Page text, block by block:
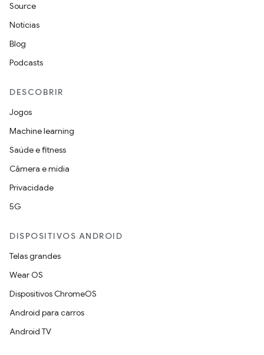
Source
Notícias
Blog
Podcasts
DESCOBRIR
Jogos
Machine learning
Saúde e fitness
Câmera e mídia
Privacidade
5G
DISPOSITIVOS ANDROID
Telas grandes
Wear OS
Dispositivos ChromeOS
Android para carros
Android TV